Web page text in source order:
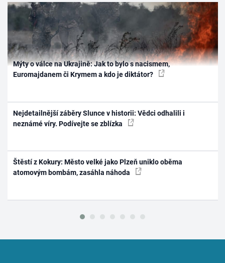
Mýty o válce na Ukrajině: Jak to bylo s nacismem,
Euromajdanem či Krymem a kdo je diktátor?
Nejdetailnější záběry Slunce v historii: Vědci odhalili i
neznámé víry. Podívejte se zblízka
Štěstí z Kokury: Město velké jako Plzeň uniklo oběma
atomovým bombám, zasáhla náhoda